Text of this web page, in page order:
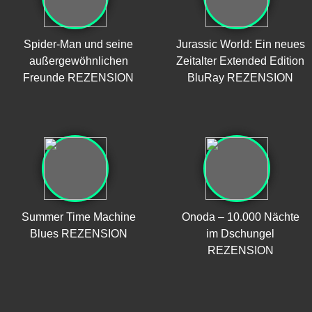
Spider-Man und seine
außergewöhnlichen
Freunde REZENSION
Jurassic World: Ein neues
Zeitalter Extended Edition
BluRay REZENSION
Summer Time Machine
Blues REZENSION
Onoda – 10.000 Nächte
im Dschungel
REZENSION